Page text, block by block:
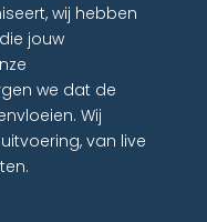
wij hebben
jouw
we dat de
Wij
van live